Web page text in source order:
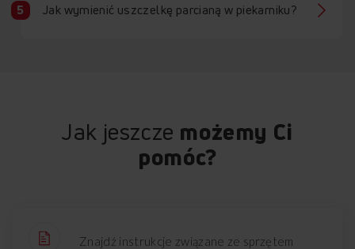
Jak wymienić uszczelkę parcianą w piekarniku?
Jak jeszcze możemy Ci
pomóc?
Znajdź instrukcje związane ze sprzętem